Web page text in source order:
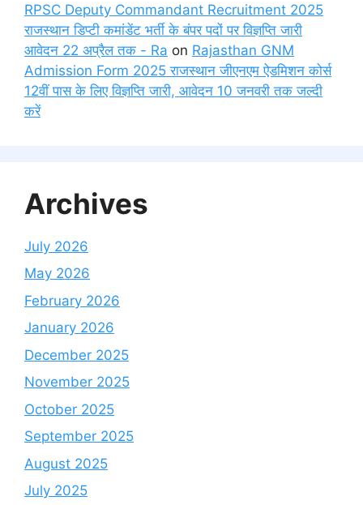
RPSC Deputy Commandant Recruitment 2025
राजस्थान डिप्टी कमांडेंट भर्ती के बंपर पदों पर विज्ञप्ति जारी
आवेदन 22 अप्रैल तक - Ra on Rajasthan GNM
Admission Form 2025 राजस्थान जीएनएम ऐडमिशन कोर्स
12वीं पास के लिए विज्ञप्ति जारी, आवेदन 10 जनवरी तक जल्दी
करें
Archives
July 2026
May 2026
February 2026
January 2026
December 2025
November 2025
October 2025
September 2025
August 2025
July 2025